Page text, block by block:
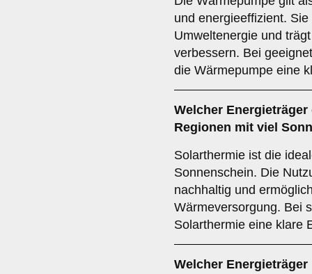
und energieeffizient.
Umweltenergie und
verbessern. Bei
die Wärmepumpe eine
Welcher Energieträger
Regionen mit viel
Solarthermie ist die
Sonnenschein. Die
nachhaltig und
Wärmeversorgung. Bei
Solarthermie eine klare
Welcher Energieträger